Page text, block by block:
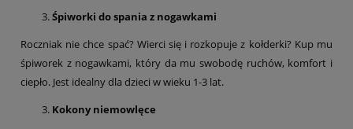
Śpiworki do spania z nogawkami
Roczniak nie chce spać? Wierci się i rozkopuje z kołderki? Kup mu
śpiworek z nogawkami, który da mu swobodę ruchów, komfort i
ciepło. Jest idealny dla dzieci w wieku 1-3 lat.
Kokony niemowlęce